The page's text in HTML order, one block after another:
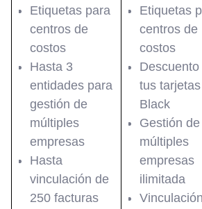
Etiquetas para
centros de
costos
Hasta 3
entidades para
gestión de
múltiples
empresas
Hasta
vinculación de
250 facturas
Etiquetas
centros de
costos
Descuento
tus tarjetas
Black
Gestión de
múltiples
empresas
ilimitada